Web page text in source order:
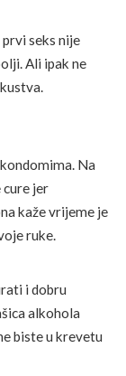
prvi seks nije
Ali ipak ne
Na
jer
kaže vrijeme je
ruke.
i dobru
alkohola
biste u krevetu